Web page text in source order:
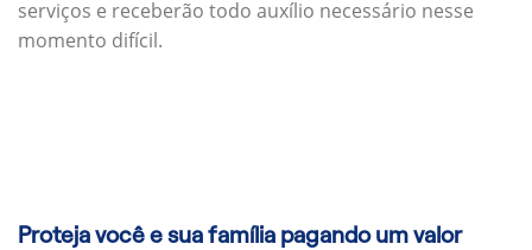
serviços e receberão todo auxílio necessário nesse
momento difícil.
Proteja você e sua família pagando um valor